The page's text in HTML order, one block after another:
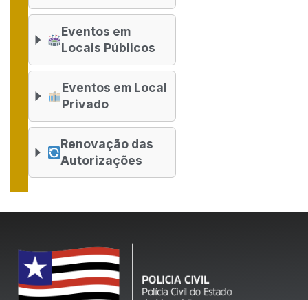
Eventos em
Locais Públicos
Eventos em Local
Privado
Renovação das
Autorizações